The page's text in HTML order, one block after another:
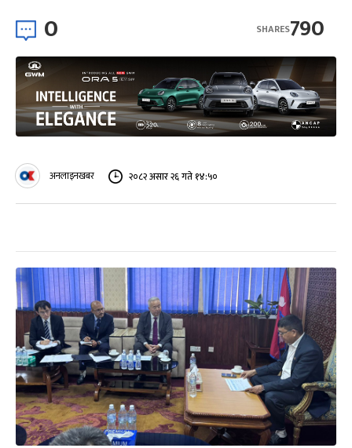
0 790
SHARES
अनलाइनखबर २०८२ असार २६ गते १४:५०